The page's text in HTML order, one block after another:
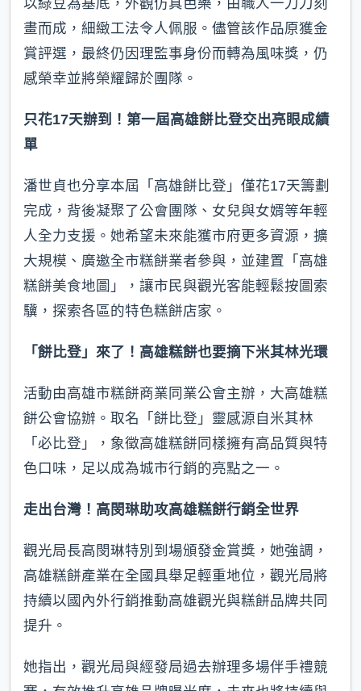
畫而成，細緻工法令人佩服。儘管該作品原獲金
賞評選，最終仍因理監事身份而轉為風味獎，仍
感榮幸並將榮耀歸於團隊。
只花17天辦到！第一屆高雄餅比登交出亮眼成績
單
潘世貞也分享本屆「高雄餅比登」僅花17天籌劃
完成，背後凝聚了公會團隊、女兒與女婿等年輕
人全力支援。她希望未來能獲市府更多資源，擴
大規模、廣邀全市糕餅業者參與，並建置「高雄
糕餅美食地圖」，讓市民與觀光客能輕鬆按圖索
驥，探索各區的特色糕餅店家。
「餅比登」來了！高雄糕餅也要摘下米其林光環
活動由高雄市糕餅商業同業公會主辦，大高雄糕
餅公會協辦。取名「餅比登」靈感源自米其林
「必比登」，象徵高雄糕餅同樣擁有高品質與特
色口味，足以成為城市行銷的亮點之一。
走出台灣！高閔琳助攻高雄糕餅行銷全世界
觀光局長高閔琳特別到場頒發金賞獎，她強調，
高雄糕餅產業在全國具舉足輕重地位，觀光局將
持續以國內外行銷推動高雄觀光與糕餅品牌共同
提升。
她指出，觀光局與經發局過去辦理多場伴手禮競